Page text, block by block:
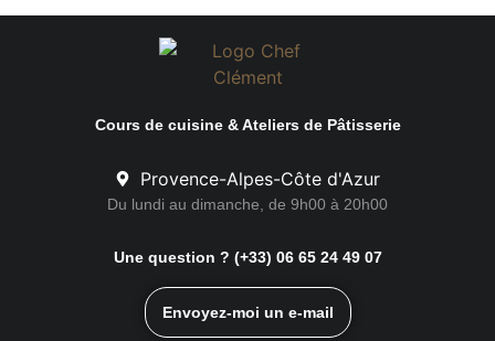
ON RECOMMANDE
Cours de cuisine & Ateliers de Pâtisserie
Provence-Alpes-Côte d'Azur
Du lundi au dimanche, de 9h00 à 20h00
Une question ? (+33) 06 65 24 49 07
Envoyez-moi un e-mail